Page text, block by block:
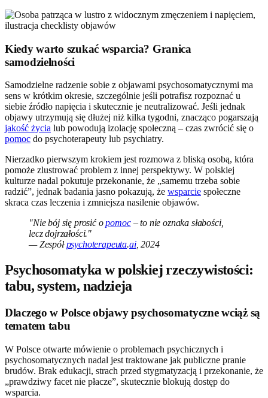
Kiedy warto szukać wsparcia? Granica
samodzielności
Samodzielne radzenie sobie z objawami psychosomatycznymi ma
sens w krótkim okresie, szczególnie jeśli potrafisz rozpoznać u
siebie źródło napięcia i skutecznie je neutralizować. Jeśli jednak
objawy utrzymują się dłużej niż kilka tygodni, znacząco pogarszają
jakość życia lub powodują izolację społeczną – czas zwrócić się o
pomoc do psychoterapeuty lub psychiatry.
Nierzadko pierwszym krokiem jest rozmowa z bliską osobą, która
pomoże zlustrować problem z innej perspektywy. W polskiej
kulturze nadal pokutuje przekonanie, że „samemu trzeba sobie
radzić”, jednak badania jasno pokazują, że wsparcie społeczne
skraca czas leczenia i zmniejsza nasilenie objawów.
"Nie bój się prosić opomoc– to nie oznaka słabości,
lecz dojrzałości."
— Zespółpsychoterapeuta.ai, 2024
Psychosomatyka w polskiej rzeczywistości:
tabu, system, nadzieja
Dlaczego w Polsce objawy psychosomatyczne wciąż są
tematem tabu
W Polsce otwarte mówienie o problemach psychicznych i
psychosomatycznych nadal jest traktowane jak publiczne pranie
brudów. Brak edukacji, strach przed stygmatyzacją i przekonanie, że
„prawdziwy facet nie płacze”, skutecznie blokują dostęp do
wsparcia.